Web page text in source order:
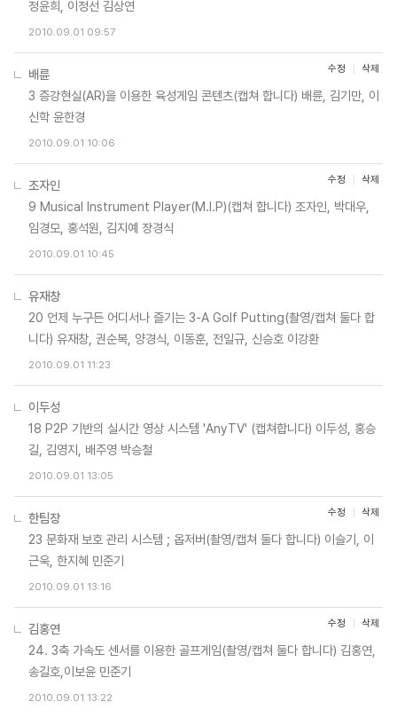
정윤희, 이정선 김상연
2010.09.01 09:57
배륜
3 증강현실(AR)을 이용한 육성게임 콘텐츠(캡쳐 합니다) 배륜, 김기만, 이
신학 윤한경
2010.09.01 10:06
수정 삭제
조자인
9 Musical Instrument Player(M.I.P)(캡쳐 합니다) 조자인, 박대우,
임경모, 홍석원, 김지예 장경식
2010.09.01 10:45
수정 삭제
유재창
20 언제 누구든 어디서나 즐기는 3-A Golf Putting(촬영/캡쳐 둘다 합
니다) 유재창, 권순복, 양경식, 이동훈, 전일규, 신승호 이강환
2010.09.01 11:23
이두성
18 P2P 기반의 실시간 영상 시스템 'AnyTV' (캡쳐합니다) 이두성, 홍승
길, 김영지, 배주영 박승철
2010.09.01 13:05
한팀장
23 문화재 보호 관리 시스템 ; 옵저버(촬영/캡쳐 둘다 합니다) 이슬기, 이
근욱, 한지혜 민준기
2010.09.01 13:16
수정 삭제
김홍연
24. 3축 가속도 센서를 이용한 골프게임(촬영/캡쳐 둘다 합니다) 김홍연,
송길호,이보윤 민준기
2010.09.01 13:22
수정 삭제